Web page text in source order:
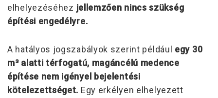
elhelyezéséhez jellemzően nincs szükség
építési engedélyre.
A hatályos jogszabályok szerint például egy 30
m³ alatti térfogatú, magáncélú medence
építése nem igényel bejelentési
kötelezettséget. Egy erkélyen elhelyezett